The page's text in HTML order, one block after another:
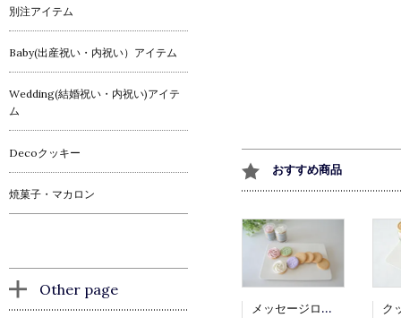
おすすめ商品
メッセージローズ
別注アイテム
Baby(出産祝い・内祝い）アイテム
Wedding(結婚祝い・内祝い)アイテ
ム
Decoクッキー
焼菓子・マカロン
Other page